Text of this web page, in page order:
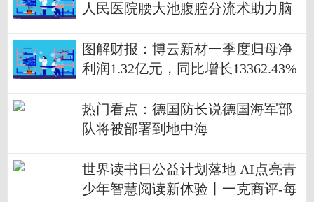
人民医院腰大池腹腔分流术助力脑
图解财报：博云新材一季度归母净
利润1.32亿元，同比增长13362.43%
热门看点：德国防长说德国海军部
队将被部署到地中海
世界读书日公益计划落地 AI点亮青
少年智慧阅读新体验丨一克商评-每